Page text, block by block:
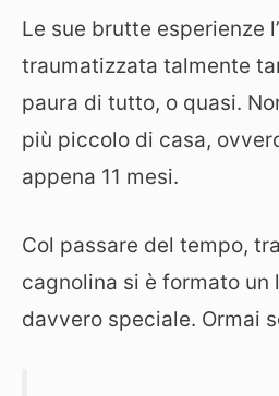
Le sue brutte esperienze
traumatizzata talmente
paura di tutto, o quasi.
più piccolo di casa,
appena 11 mesi.
Col passare del tempo,
cagnolina si è formato un
davvero speciale. Ormai